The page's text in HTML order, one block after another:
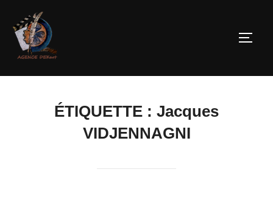
ÉTIQUETTE : Jacques
VIDJENNAGNI